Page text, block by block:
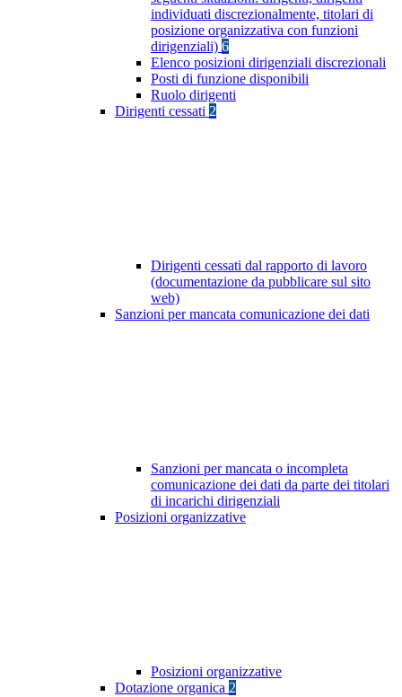
individuati discrezionalmente, titolari di
posizione organizzativa con funzioni
dirigenziali) 6
Elenco posizioni dirigenziali discrezionali
Posti di funzione disponibili
Ruolo dirigenti
Dirigenti cessati 2
Dirigenti cessati dal rapporto di lavoro
(documentazione da pubblicare sul sito
web)
Sanzioni per mancata comunicazione dei dati
Sanzioni per mancata o incompleta
comunicazione dei dati da parte dei titolari
di incarichi dirigenziali
Posizioni organizzative
Posizioni organizzative
Dotazione organica 2